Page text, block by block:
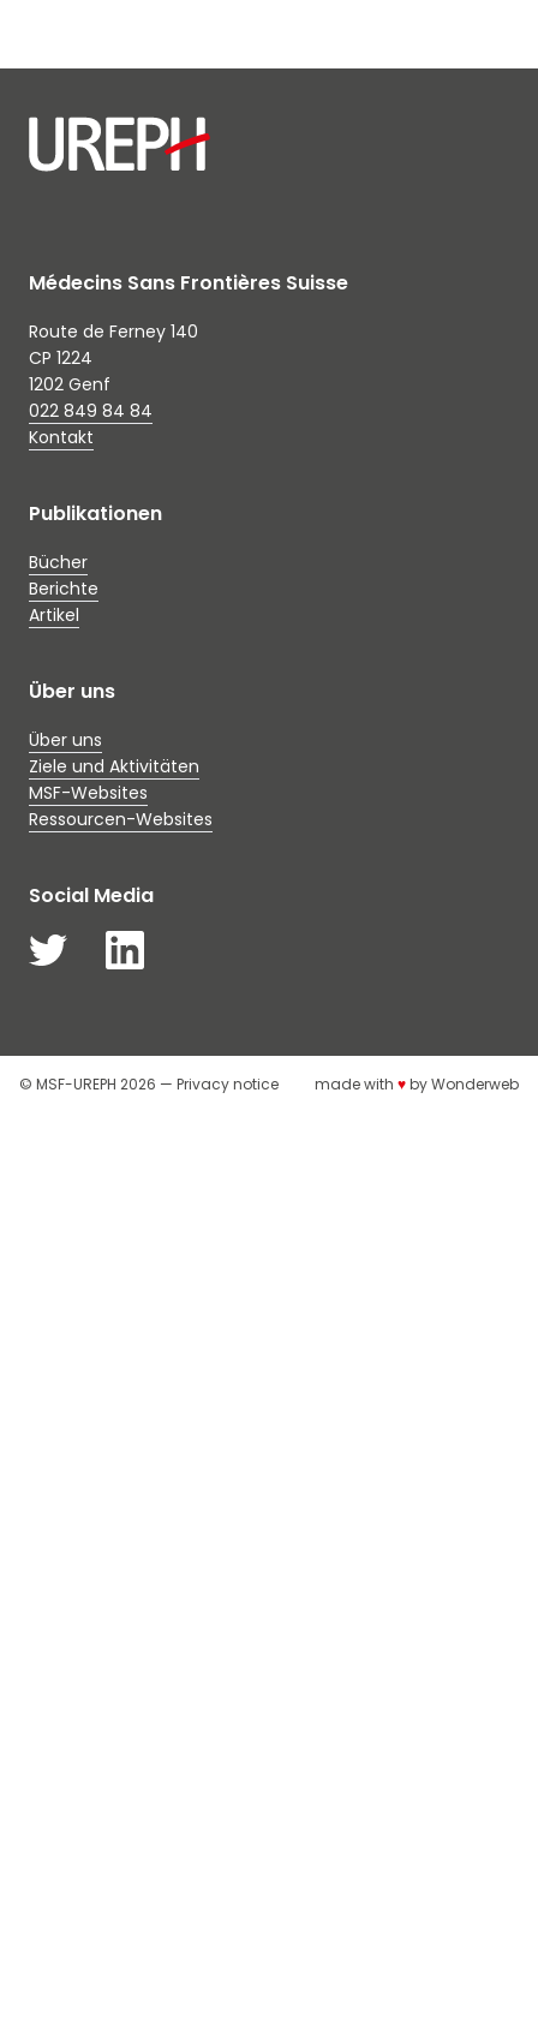
Médecins Sans Frontières Suisse
Route de Ferney 140
CP 1224
1202 Genf
022 849 84 84
Kontakt
Publikationen
Bücher
Berichte
Artikel
Über uns
Über uns
Ziele und Aktivitäten
MSF-Websites
Ressourcen-Websites
Social Media
© MSF-UREPH 2026 — Privacy notice made with ♥byWonderweb